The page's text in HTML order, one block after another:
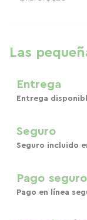
Las
Entrega
Entrega
Seguro
Seguro incluido
Pago seguro
Pago en línea